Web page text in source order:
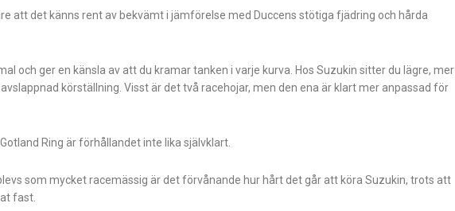
att det känns rent av bekvämt i jämförelse med Duccens stötiga fjädring och hårda
och ger en känsla av att du kramar tanken i varje kurva. Hos Suzukin sitter du lägre, mer
körställning. Visst är det två racehojar, men den ena är klart mer anpassad för
Ring är förhållandet inte lika självklart.
som mycket racemässig är det förvånande hur hårt det går att köra Suzukin, trots att
fast.